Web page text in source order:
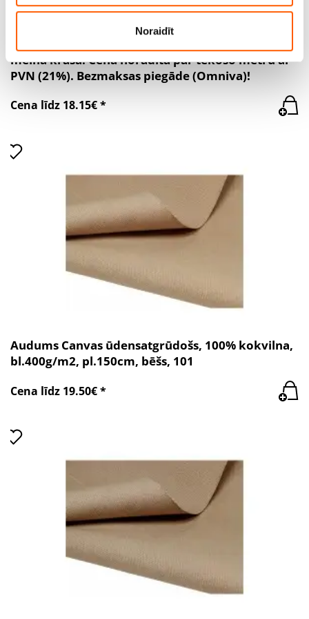
pakalpojumus.
Noraidīt
melnā krāsā. Cena norādīta par tekošo metru ar
PVN (21%). Bezmaksas piegāde (Omniva)!
Cena līdz 18.15€ *
Audums Canvas ūdensatgrūdošs, 100% kokvilna,
bl.400g/m2, pl.150cm, bēšs, 101
Cena līdz 19.50€ *